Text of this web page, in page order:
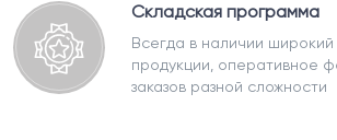
Складская программа
Всегда в наличии
продукции, оперативное
заказов разной сложности